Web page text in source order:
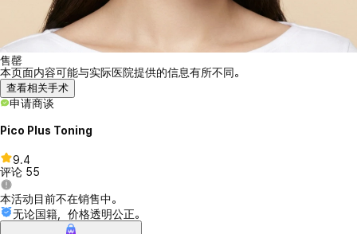
售罄
本页面内容可能与实际医院提供的信息有所不同。
查看相关手术
申请商谈
Pico Plus Toning
9.4
评论 55
本活动目前不在销售中。
无论国籍，价格透明公正。